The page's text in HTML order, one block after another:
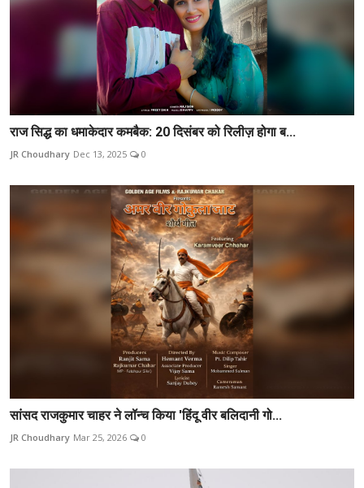
राज सिद्ध का धमाकेदार कमबैक: 20 दिसंबर को रिलीज़ होगा ब...
JR Choudhary Dec 13, 2025 0
सांसद राजकुमार चाहर ने लॉन्च किया 'हिंदू वीर बलिदानी गो...
JR Choudhary Mar 25, 2026 0